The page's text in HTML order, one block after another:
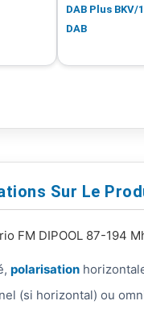
DAB Plus BKV/
DAB
Sur Le
FM DIPOOL 87-194
polarisation
(si horizontal) ou